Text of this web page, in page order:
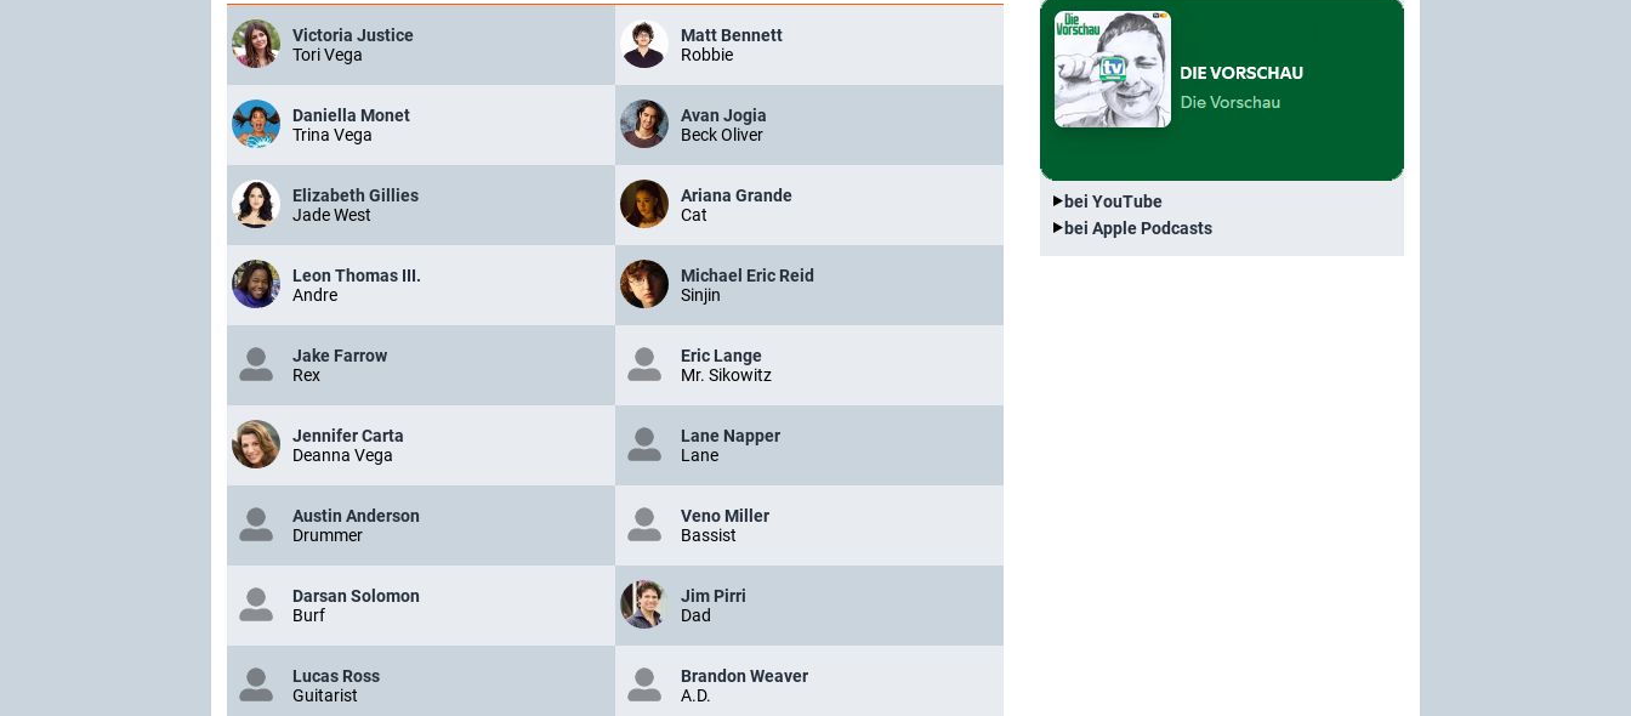
Victoria Justice
Tori Vega
Matt Bennett
Robbie
Daniella Monet
Trina Vega
Avan Jogia
Beck Oliver
Elizabeth Gillies
Jade West
Ariana Grande
Cat
Leon Thomas III.
Andre
Michael Eric Reid
Sinjin
Jake Farrow
Rex
Eric Lange
Mr. Sikowitz
Jennifer Carta
Deanna Vega
Lane Napper
Lane
Austin Anderson
Drummer
Veno Miller
Bassist
Darsan Solomon
Burf
Jim Pirri
Dad
Lucas Ross
Guitarist
Brandon Weaver
A.D.
bei YouTube
bei Apple Podcasts